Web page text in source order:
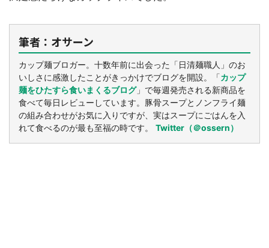
筆者：オサーン
カップ麺ブロガー。十数年前に出会った「日清麺職人」のお
いしさに感激したことがきっかけでブログを開設。「カップ
麺をひたすら食いまくるブログ」で毎週発売される新商品を
食べて毎日レビューしています。豚骨スープとノンフライ麺
の組み合わせがお気に入りですが、実はスープにごはんを入
れて食べるのが最も至福の時です。 Twitter（＠ossern）